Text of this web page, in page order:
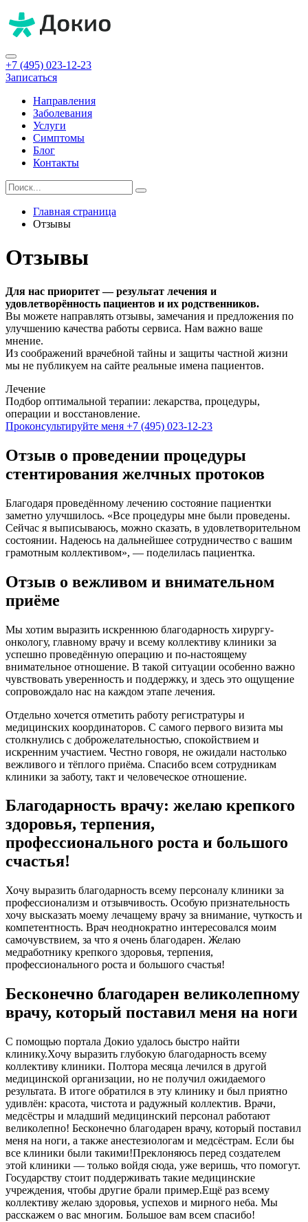
+7 (495) 023-12-23
Записаться
Направления
Заболевания
Услуги
Симптомы
Блог
Контакты
Главная страница
Отзывы
Отзывы
Для нас приоритет — результат лечения и
удовлетворённость пациентов и их родственников.
Вы можете направлять отзывы, замечания и предложения по
улучшению качества работы сервиса. Нам важно ваше
мнение.
Из соображений врачебной тайны и защиты частной жизни
мы не публикуем на сайте реальные имена пациентов.
Лечение
Подбор оптимальной терапии: лекарства, процедуры,
операции и восстановление.
Проконсультируйте меня +7 (495) 023-12-23
Отзыв о проведении процедуры
стентирования желчных протоков
Благодаря проведённому лечению состояние пациентки
заметно улучшилось. «Все процедуры мне были проведены.
Сейчас я выписываюсь, можно сказать, в удовлетворительном
состоянии. Надеюсь на дальнейшее сотрудничество с вашим
грамотным коллективом», — поделилась пациентка.
Отзыв о вежливом и внимательном
приёме
Мы хотим выразить искреннюю благодарность хирургу-
онкологу, главному врачу и всему коллективу клиники за
успешно проведённую операцию и по-настоящему
внимательное отношение. В такой ситуации особенно важно
чувствовать уверенность и поддержку, и здесь это ощущение
сопровождало нас на каждом этапе лечения.
Отдельно хочется отметить работу регистратуры и
медицинских координаторов. С самого первого визита мы
столкнулись с доброжелательностью, спокойствием и
искренним участием. Честно говоря, не ожидали настолько
вежливого и тёплого приёма. Спасибо всем сотрудникам
клиники за заботу, такт и человеческое отношение.
Благодарность врачу: желаю крепкого
здоровья, терпения,
профессионального роста и большого
счастья!
Хочу выразить благодарность всему персоналу клиники за
профессионализм и отзывчивость. Особую признательность
хочу высказать моему лечащему врачу за внимание, чуткость и
компетентность. Врач неоднократно интересовался моим
самочувствием, за что я очень благодарен. Желаю
медработнику крепкого здоровья, терпения,
профессионального роста и большого счастья!
Бесконечно благодарен великолепному
врачу, который поставил меня на ноги
С помощью портала Докио удалось быстро найти
клинику.Хочу выразить глубокую благодарность всему
коллективу клиники. Полтора месяца лечился в другой
медицинской организации, но не получил ожидаемого
результата. В итоге обратился в эту клинику и был приятно
удивлён: красота, чистота и радужный коллектив. Врачи,
медсёстры и младший медицинский персонал работают
великолепно! Бесконечно благодарен врачу, который поставил
меня на ноги, а также анестезиологам и медсёстрам. Если бы
все клиники были такими!Преклоняюсь перед создателем
этой клиники — только войдя сюда, уже веришь, что помогут.
Государству стоит поддерживать такие медицинские
учреждения, чтобы другие брали пример.Ещё раз всему
коллективу желаю здоровья, успехов и мирного неба. Мы
расскажем о вас многим. Большое вам всем спасибо!